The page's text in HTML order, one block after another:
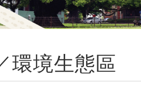
環境生態區